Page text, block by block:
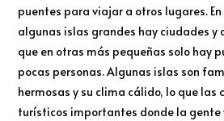
puentes para viajar a otros lugares.
algunas islas grandes hay ciudades y
que en otras más pequeñas solo hay
pocas personas. Algunas islas son
hermosas y su clima cálido, lo que las
turísticos importantes donde la gente